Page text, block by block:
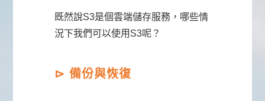
既然說S3是個雲端儲存服務，哪些情
況下我們可以使用S3呢？
⊳ 備份與恢復